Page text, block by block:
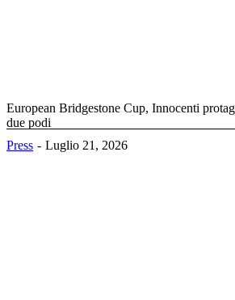
European Bridgestone Cup, Innocenti
due podi
Press
Luglio 21, 2026